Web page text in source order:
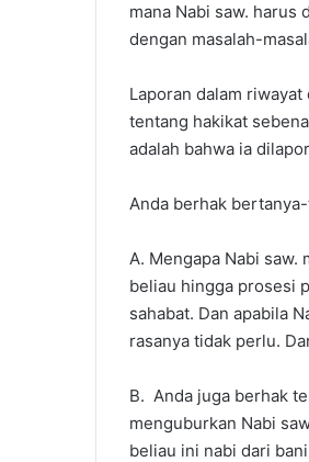
mana Nabi saw. harus
dengan masalah-
Laporan dalam
tentang hakikat
adalah bahwa ia
Anda berhak
A. Mengapa Nabi saw.
beliau hingga prosesi
sahabat. Dan apabila
rasanya tidak perlu.
B. Anda juga berhak
menguburkan Nabi
beliau ini nabi dari